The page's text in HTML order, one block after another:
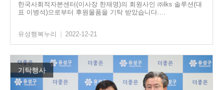
한국사회적자본센터(이사장 한재명)의 회원사인 ㈜lks 솔루션(대
표 이병석)으로부터 후원물품을 기탁 받았습니다.…
유성행복누리 2022-12-21
기탁행사